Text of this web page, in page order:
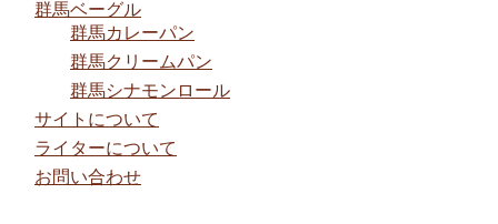
群馬ベーグル
群馬カレーパン
群馬クリームパン
群馬シナモンロール
サイトについて
ライターについて
お問い合わせ